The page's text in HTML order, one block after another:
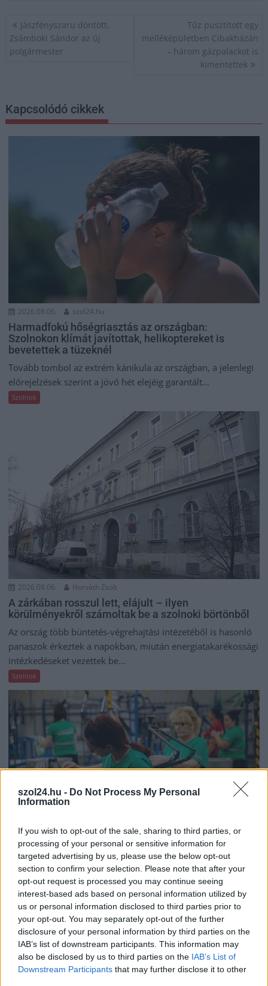
szol24.hu - Do Not Process My Personal
Information
If you wish to opt-out of the sale, sharing to third parties, or
processing of your personal or sensitive information for
targeted advertising by us, please use the below opt-out
section to confirm your selection. Please note that after your
opt-out request is processed you may continue seeing
interest-based ads based on personal information utilized by
us or personal information disclosed to third parties prior to
your opt-out. You may separately opt-out of the further
disclosure of your personal information by third parties on the
IAB’s list of downstream participants. This information may
also be disclosed by us to third parties on the IAB’s List of
Downstream Participants that may further disclose it to other
Bejegyzés
navigáció
Jászfényszaru döntött,
Zsámboki Sándor az új
polgármester
Tűz pusztított egy
melléképületben Cibakházán
– három gázpalackot is
kimentettek
Kapcsolódó cikkek
2026.08.06. szol24.hu
Harmadfokú hőségriasztás az országban:
Szolnokon klímát javítottak, helikoptereket is
bevetettek a tüzeknél
Tovább tombol az extrém kánikula az országban, a jelenlegi
előrejelzések szerint a jövő hét elejéig garantált...
Szolnok
2026.08.06. Horváth Zsolt
A zárkában rosszul lett, elájult – ilyen
körülményekről számoltak be a szolnoki börtönből
Az ország több büntetés-végrehajtási intézetéből is hasonló
panaszok érkeztek a napokban, miután energiatakarékossági
intézkedéseket vezettek be...
Szolnok
2026.08.06. Horváth Zsolt
A polgármester a szolnoki cégekhez fordult: több
száz elbocsátott dolgozón segítene
Munkalehetőséget kér a térség vállalkozásaitól Szolnok
polgármestere. A tószegi kerékpárgyár bezárása után
közzétett felhívásának célja, hogy...
Szolnok